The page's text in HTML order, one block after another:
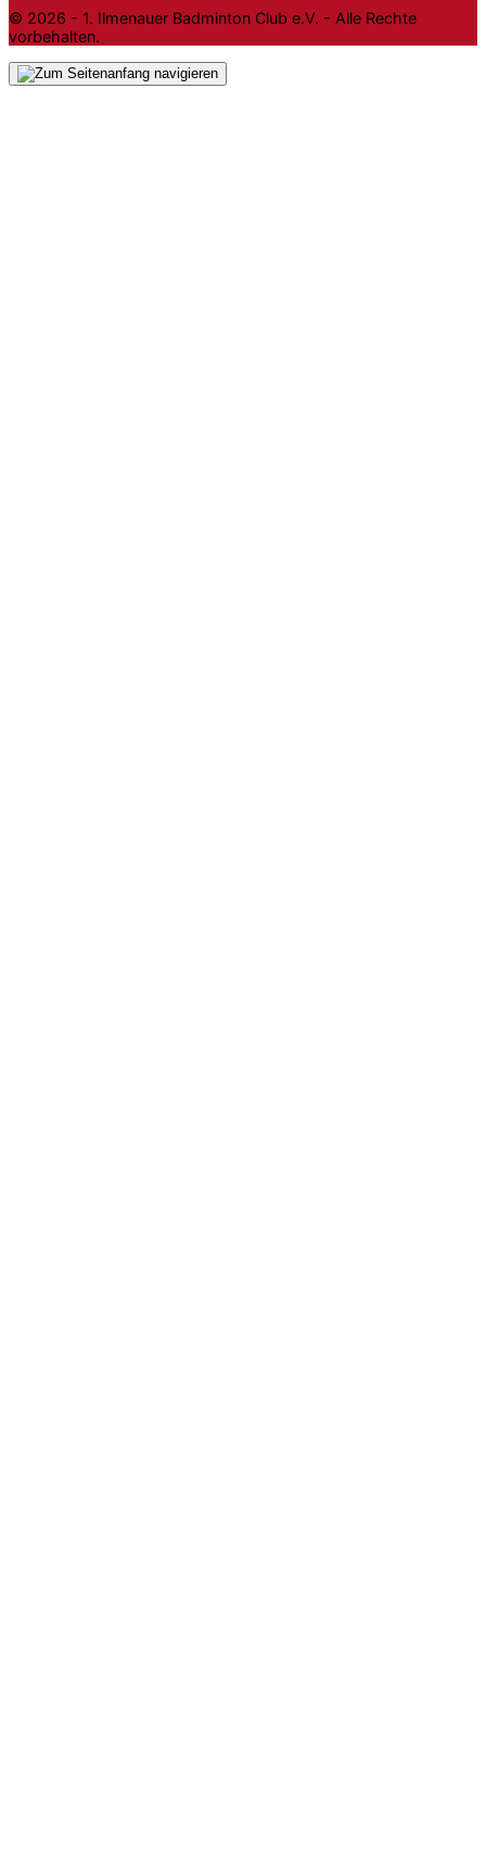
© 2026 - 1. Ilmenauer Badminton Club e.V. - Alle Rechte
vorbehalten.